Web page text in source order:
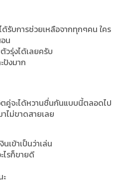
รับการช่วยเหลือจากทุกๆคน ใคร
น
วรุ่งได้เลยครับ
ปังมาก
คู่จะได้หวานชื่นกันแบบนี้ตลอดไป
ไม่ขาดสายเลย
เข้าเป็นว่าเล่น
ไรก็ขายดี